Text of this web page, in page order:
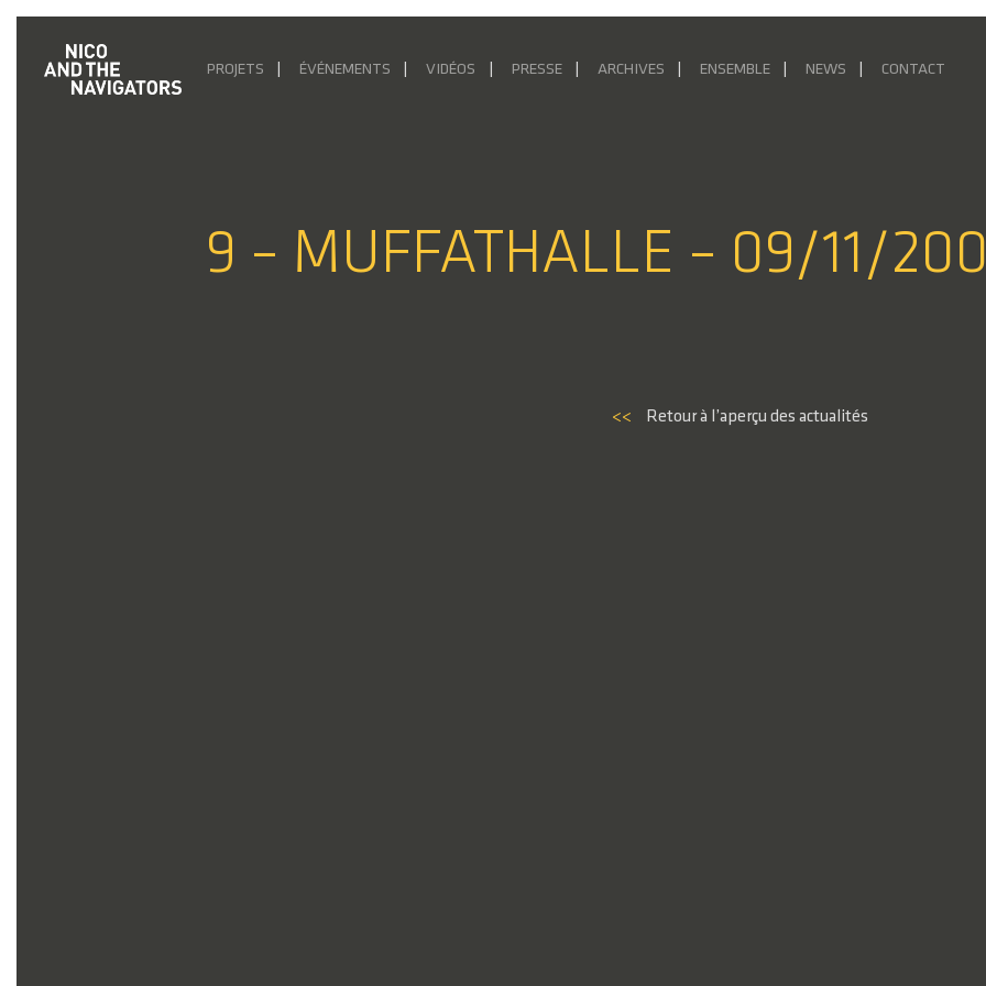
PROJETS ÉVÉNEMENTS VIDÉOS PRESSE ARCHIVES ENSEMBLE NEWS CONTACT
9 – MUFFATHALLE – 09/11/
<< Retour à l’aperçu des actualités